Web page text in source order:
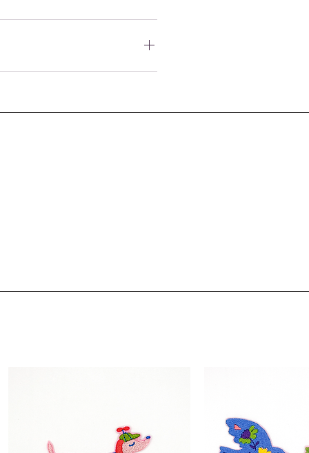
et affichés au
la créatrice Petit Poirier